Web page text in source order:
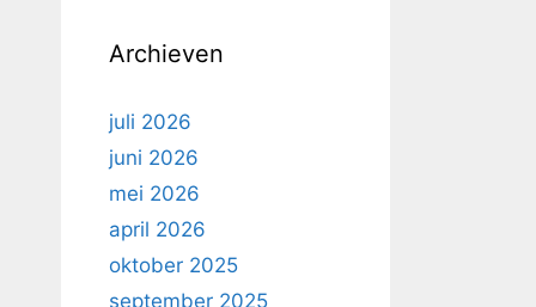
Archieven
juli 2026
juni 2026
mei 2026
april 2026
oktober 2025
september 2025